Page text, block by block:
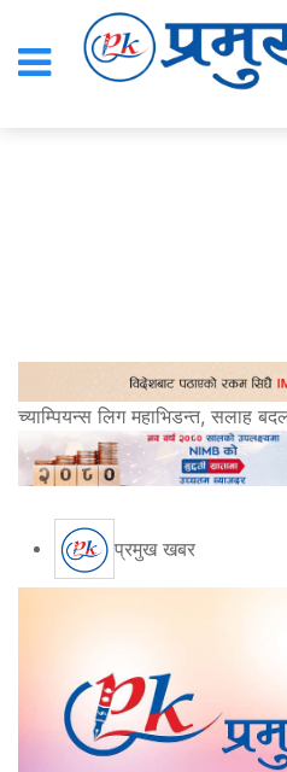
च्याम्पियन्स लिग महाभिडन्त, सलाह
प्रमुख खबर